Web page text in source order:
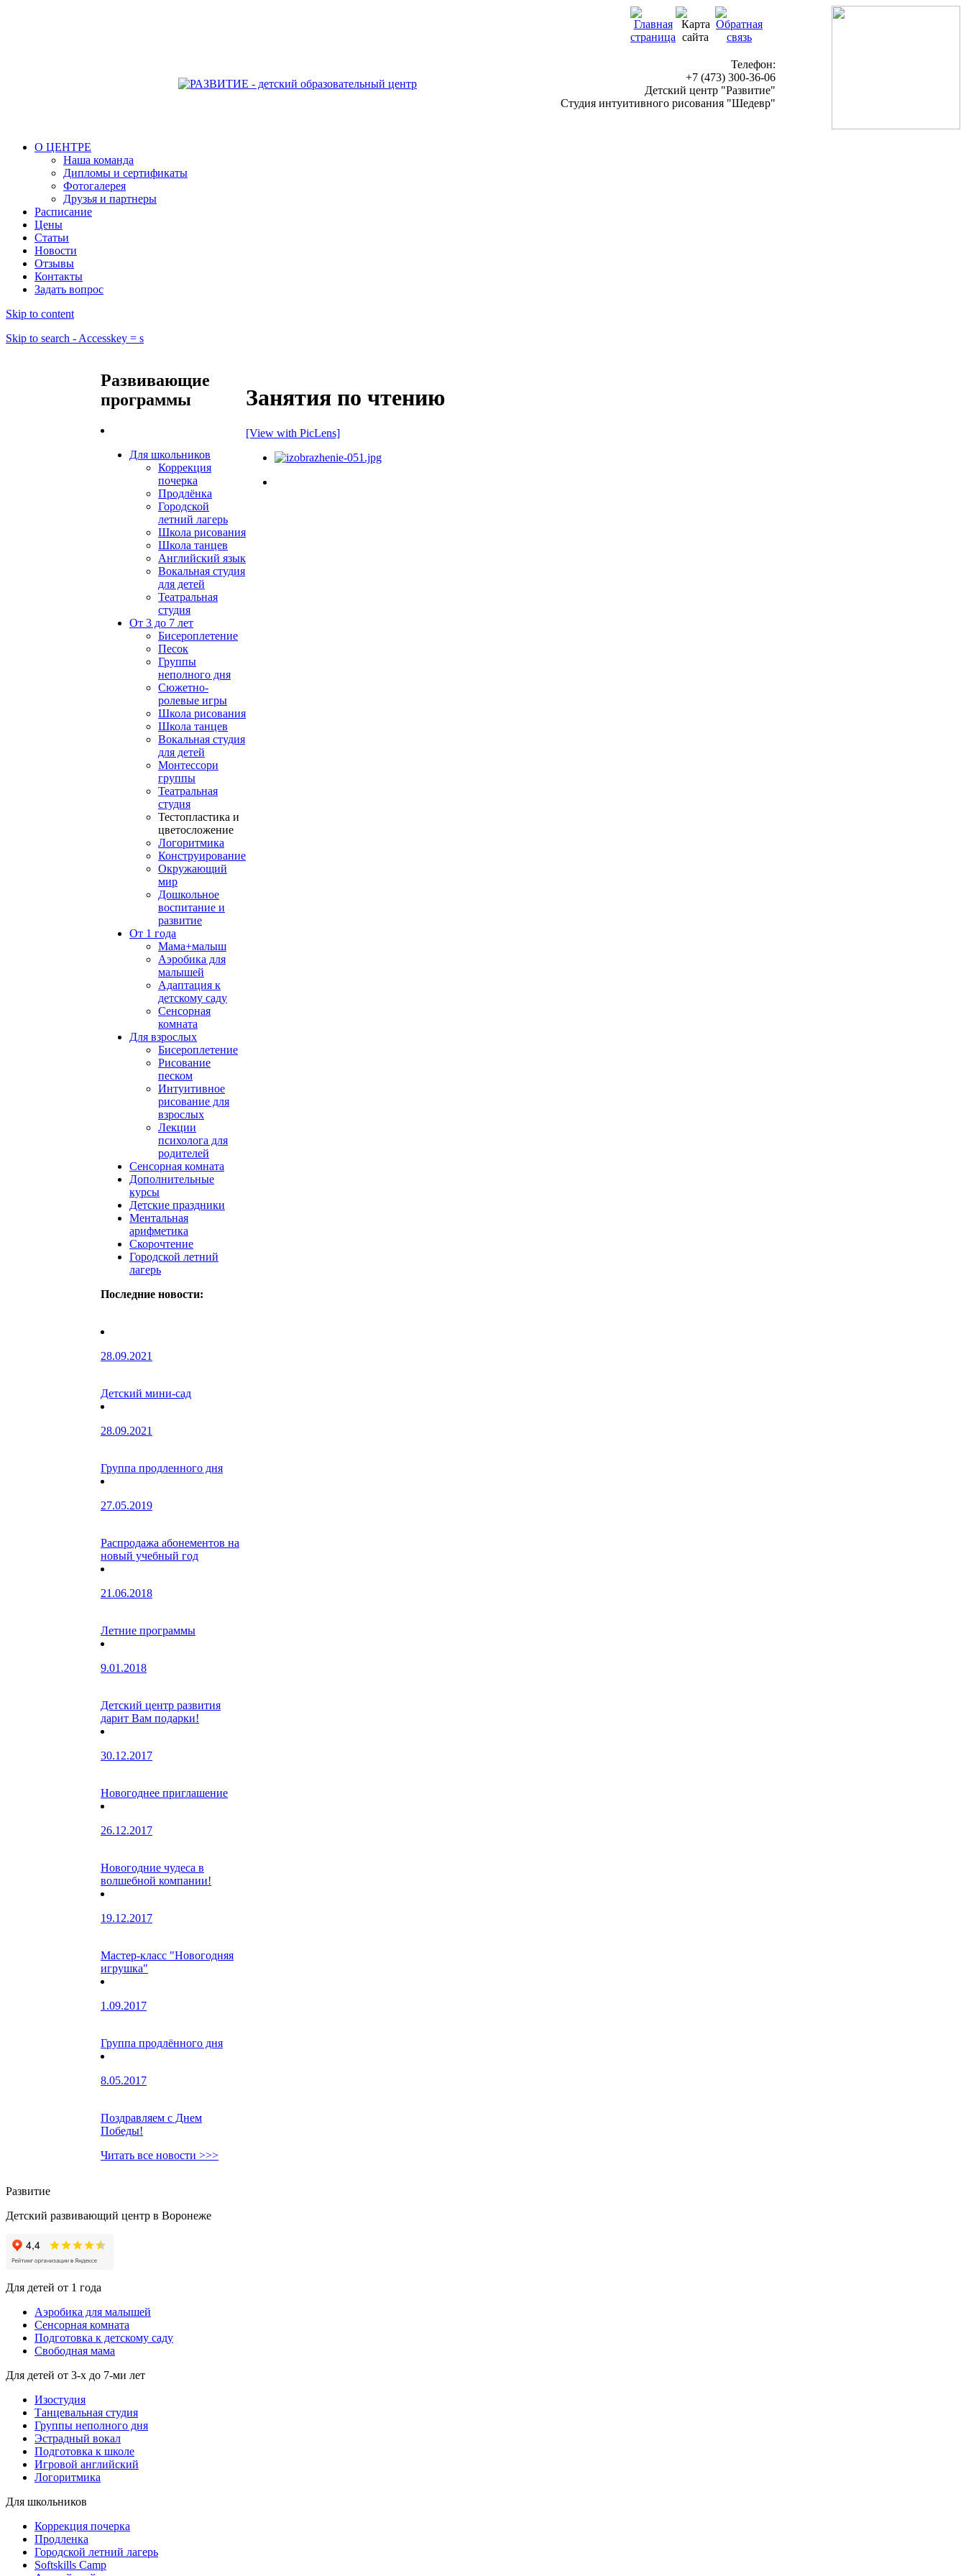
Телефон:
+7 (473) 300-36-06
Детский центр "Развитие"
Студия интуитивного рисования "Шедевр"
О ЦЕНТРЕ
Наша команда
Дипломы и сертификаты
Фотогалерея
Друзья и партнеры
Расписание
Цены
Статьи
Новости
Отзывы
Контакты
Задать вопрос
Skip to content
Skip to search - Accesskey = s
Развивающие
программы
Для школьников
Коррекция
почерка
Продлёнка
Городской
летний лагерь
Школа рисования
Школа танцев
Английский язык
Вокальная студия
для детей
Театральная
студия
От 3 до 7 лет
Бисероплетение
Песок
Группы
неполного дня
Сюжетно-
ролевые игры
Школа рисования
Школа танцев
Вокальная студия
для детей
Монтессори
группы
Театральная
студия
Тестопластика и
цветосложение
Логоритмика
Конструирование
Окружающий
мир
Дошкольное
воспитание и
развитие
От 1 года
Мама+малыш
Аэробика для
малышей
Адаптация к
детскому саду
Сенсорная
комната
Для взрослых
Бисероплетение
Рисование
песком
Интуитивное
рисование для
взрослых
Лекции
психолога для
родителей
Сенсорная комната
Дополнительные
курсы
Детские праздники
Ментальная
арифметика
Скорочтение
Городской летний
лагерь
Последние новости:
28.09.2021
Детский мини-сад
28.09.2021
Группа продленного дня
27.05.2019
Распродажа абонементов на
новый учебный год
21.06.2018
Летние программы
9.01.2018
Детский центр развития
дарит Вам подарки!
30.12.2017
Новогоднее приглашение
26.12.2017
Новогодние чудеса в
волшебной компании!
19.12.2017
Мастер-класс "Новогодняя
игрушка"
1.09.2017
Группа продлённого дня
8.05.2017
Поздравляем с Днем
Победы!
Читать все новости >>>
Занятия по чтению
[View with PicLens]
Развитие
Детский развивающий центр в Воронеже
Для детей от 1 года
Аэробика для малышей
Сенсорная комната
Подготовка к детскому саду
Свободная мама
Для детей от 3-х до 7-ми лет
Изостудия
Танцевальная студия
Группы неполного дня
Эстрадный вокал
Подготовка к школе
Игровой английский
Логоритмика
Для школьников
Коррекция почерка
Продленка
Городской летний лагерь
Softskills Camp